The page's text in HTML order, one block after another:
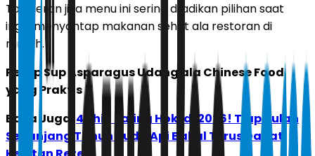
Tak heran jika menu ini sering dijadikan pilihan saat
ingin menyantap makanan sehat ala restoran di
rumah.
Resep Sup Asparagus Udang ala Chinese Food
yang Praktis
Baca Juga: 4 Shio Paling Hoki di 2026! Tiap Bulan
Sepanjang Tahun Kuda Api Bakal Terus Dapat